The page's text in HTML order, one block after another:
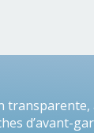
d’avant-